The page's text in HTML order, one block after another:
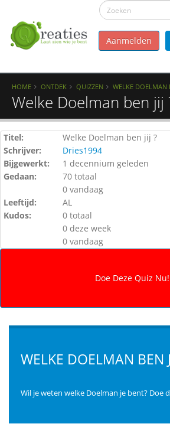
Aanmelden
HOME ONTDEK QUIZZEN WELKE DOELMAN
Welke Doelman ben
Titel:
Welke Doelman ben jij ?
Schrijver:
Dries1994
Bijgewerkt:
1 decennium geleden
Gedaan:
70 totaal
0 vandaag
Leeftijd:
AL
Kudos:
0 totaal
0 deze week
0 vandaag
WELKE DOELMAN BEN
Wil je weten welke Doelman je bent? Doe